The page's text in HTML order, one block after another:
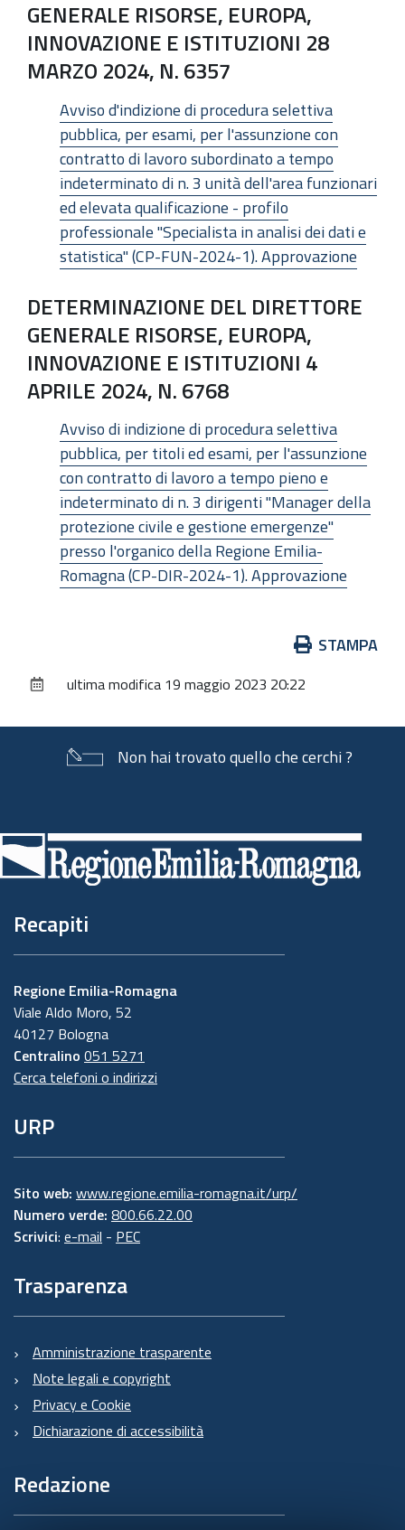
GENERALE RISORSE, EUROPA,
INNOVAZIONE E ISTITUZIONI 28
MARZO 2024, N. 6357
Avviso d'indizione di procedura selettiva
pubblica, per esami, per l'assunzione con
contratto di lavoro subordinato a tempo
indeterminato di n. 3 unità dell'area funzionari
ed elevata qualificazione - profilo
professionale "Specialista in analisi dei dati e
statistica" (CP-FUN-2024-1). Approvazione
DETERMINAZIONE DEL DIRETTORE
GENERALE RISORSE, EUROPA,
INNOVAZIONE E ISTITUZIONI 4
APRILE 2024, N. 6768
Avviso di indizione di procedura selettiva
pubblica, per titoli ed esami, per l'assunzione
con contratto di lavoro a tempo pieno e
indeterminato di n. 3 dirigenti "Manager della
protezione civile e gestione emergenze"
presso l'organico della Regione Emilia-
Romagna (CP-DIR-2024-1). Approvazione
documento
STAMPA
ultima modifica 19 maggio 2023 20:22
Non hai trovato quello che cerchi ?
di
pagina
Recapiti
Regione Emilia-Romagna
Viale Aldo Moro, 52
40127 Bologna
Centralino 051 5271
Cerca telefoni o indirizzi
URP
Sito web: www.regione.emilia-romagna.it/urp/
Numero verde: 800.66.22.00
Scrivici: e-mail - PEC
Trasparenza
Amministrazione trasparente
Note legali e copyright
Privacy e Cookie
Dichiarazione di accessibilità
Redazione